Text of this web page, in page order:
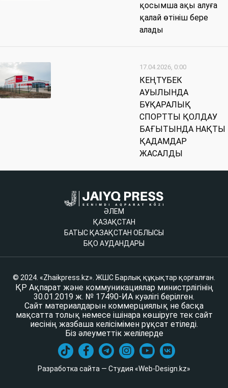
қосымша ақы алуға
қалай өтініш бере
алады
17.04.2026, 0:00
КЕҢТҮБЕК
АУЫЛЫНДА
БҰҚАРАЛЫҚ
СПОРТТЫ ҚОЛДАУ
БАҒЫТЫНДА НАҚТЫ
ҚАДАМДАР
ЖАСАЛДЫ
ӘЛЕМ
ҚАЗАҚСТАН
БАТЫС ҚАЗАҚСТАН ОБЛЫСЫ
БҚО АУДАНДАРЫ
© 2024. «Zhaikpress.kz». ЖШС Барлық құқықтар қорғалған.
ҚР Ақпарат және коммуникациялар министрлігінің
30.01.2019 ж. № 17490-ИА куәлігі берілген.
Сайт материалдарын коммерциялық не басқа
мақсатта толық немесе ішінара көшіруге тек сайт
иесінің жазбаша келісімімен рұқсат етіледі.
Біз әлеуметтік желілерде
Разработка сайта — Студия «Web-Design.kz»